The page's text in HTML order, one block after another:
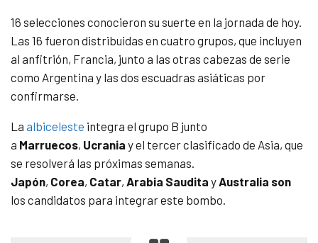
16 selecciones conocieron su suerte en la jornada de hoy.
Las 16 fueron distribuidas en cuatro grupos, que incluyen
al anfitrión, Francia, junto a las otras cabezas de serie
como Argentina y las dos escuadras asiáticas por
confirmarse.
La albiceleste integra el grupo B junto
a Marruecos, Ucrania y el tercer clasificado de Asia, que
se resolverá las próximas semanas.
Japón, Corea, Catar, Arabia Saudita yAustralia son
los candidatos para integrar este bombo.